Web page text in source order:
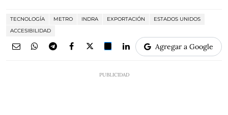
TECNOLOGÍA METRO INDRA EXPORTACIÓN
ESTADOS UNIDOS
ACCESIBILIDAD
Agregar a Google